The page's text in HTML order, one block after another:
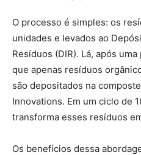
O processo é simples: os
unidades e levados ao
Resíduos (DIR). Lá, após
que apenas resíduos
são depositados na
Innovations. Em um ciclo de
transforma esses resíduos
Os benefícios dessa